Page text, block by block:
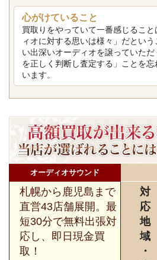
心がけていること
買取りをやっていて一番感じるこ
ィオに対する思いは様々」だとい
い出深いオーディオを譲っていた
を正しく判断し査定する」ことを
います。
オーディオサウンド
札幌から鹿児島まで
直営43店舗展開。最
短30分で無料出張対
応し、即日現金買
取！
対
応
地
域
・